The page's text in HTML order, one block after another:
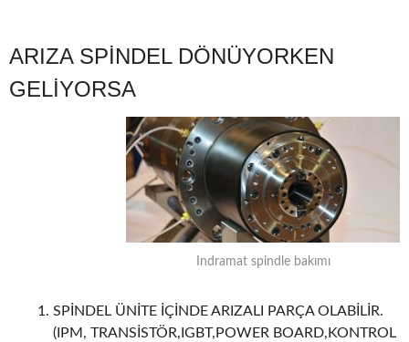
ARIZA SPİNDEL DÖNÜYORKEN
GELİYORSA
Indramat spindle bakımı
SPİNDEL ÜNİTE İÇİNDE ARIZALI PARÇA OLABİLİR.
(IPM, TRANSİSTÖR,IGBT,POWER BOARD,KONTROL